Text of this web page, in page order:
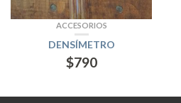
ACCESORIOS
DENSÍMETRO
$790